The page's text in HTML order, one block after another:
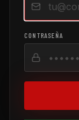
CONTRASEÑA